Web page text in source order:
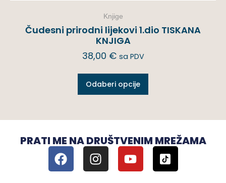
Knjige
Čudesni prirodni lijekovi 1.dio TISKANA
KNJIGA
38,00 € sa PDV
Odaberi opcije
PRATI ME NA DRUŠTVENIM MREŽAMA